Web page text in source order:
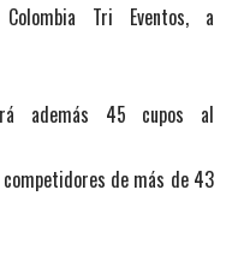
Tri Eventos, a
además 45 cupos al
de más de 43